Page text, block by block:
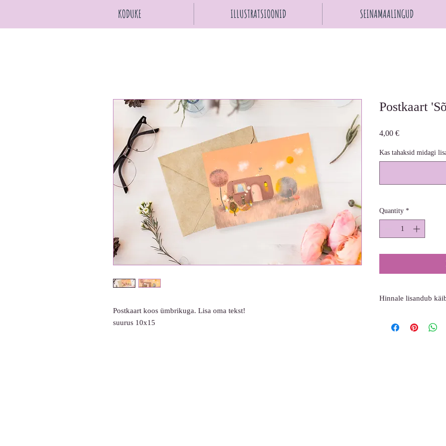
KODUKE ILLUSTRATSIOONID SEINAMAALINGUD
Postkaart koos ümbrikuga. Lisa oma tekst!
suurus 10x15
Postkaart
4,00 €Price
Kas tahaksid midagi
Quantity *
Hinnale lisandub